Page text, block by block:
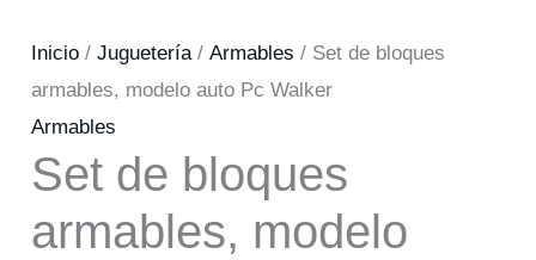
Inicio /Juguetería/Armables / Set de bloques
armables, modelo auto Pc Walker
Armables
Set de bloques
armables, modelo